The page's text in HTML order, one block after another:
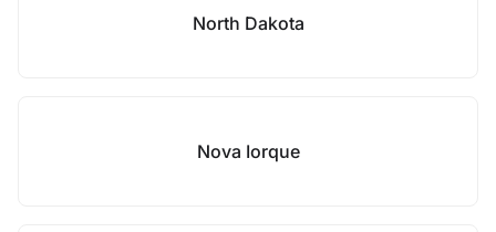
North Dakota
Nova Iorque